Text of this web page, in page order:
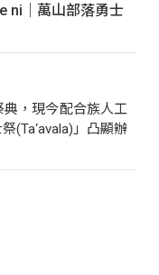
ni｜萬山部落勇士
，現今配合族人工
(Ta‘avala)」凸顯辦